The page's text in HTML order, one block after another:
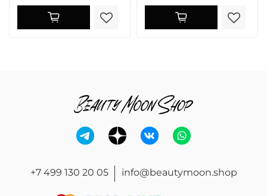
+7 499 130 20 05 info@beautymoon.shop